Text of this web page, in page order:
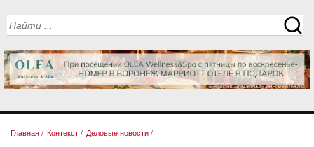
Главная / Контекст / Деловые новости /